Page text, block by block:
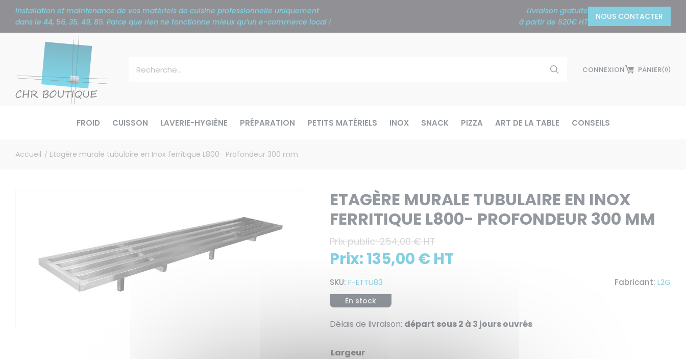
Installation et maintenance de vos matériels de cuisine professionnelle uniquement
dans le 44, 56, 35, 49, 85. Parce que rien ne fonctionne mieux qu’un e-commerce local !
Livraison gratuite
à partir de 520€ HT
NOUS CONTACTER
CONNEXION PANIER(0)
FROID CUISSON LAVERIE-HYGIÈNE PRÉPARATION PETITS MATÉRIELS INOX SNACK PIZZA ART DE LA TABLE CONSEILS
Accueil / Etagère murale tubulaire en Inox ferritique L800- Profondeur 300 mm
ETAGÈRE MURALE TUBULAIRE EN INOX
FERRITIQUE L800- PROFONDEUR 300 MM
Prix public: 254,00 € HT
Prix:135,00 € HT
SKU: F-ETTU83 Fabricant: L2G
En stock
Délais de livraison: départ sous 2 à 3 jours ouvrés
Largeur
Panneau de gestion des cookies